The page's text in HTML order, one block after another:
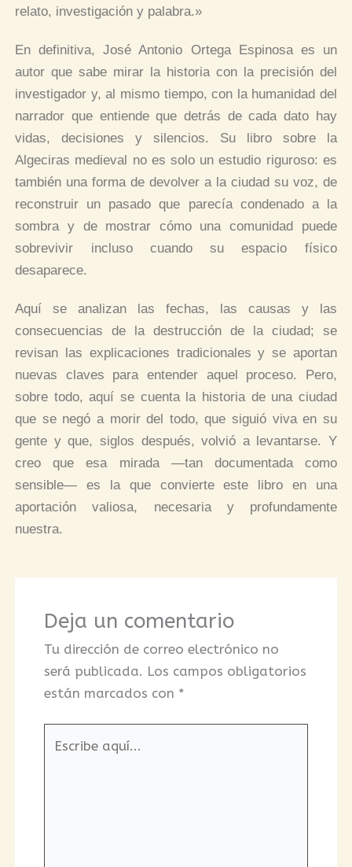
relato, investigación y palabra.»
En definitiva, José Antonio Ortega Espinosa es un
autor que sabe mirar la historia con la precisión del
investigador y, al mismo tiempo, con la humanidad del
narrador que entiende que detrás de cada dato hay
vidas, decisiones y silencios. Su libro sobre la
Algeciras medieval no es solo un estudio riguroso: es
también una forma de devolver a la ciudad su voz, de
reconstruir un pasado que parecía condenado a la
sombra y de mostrar cómo una comunidad puede
sobrevivir incluso cuando su espacio físico
desaparece.
Aquí se analizan las fechas, las causas y las
consecuencias de la destrucción de la ciudad; se
revisan las explicaciones tradicionales y se aportan
nuevas claves para entender aquel proceso. Pero,
sobre todo, aquí se cuenta la historia de una ciudad
que se negó a morir del todo, que siguió viva en su
gente y que, siglos después, volvió a levantarse. Y
creo que esa mirada —tan documentada como
sensible— es la que convierte este libro en una
aportación valiosa, necesaria y profundamente
nuestra.
Deja un comentario
Tu dirección de correo electrónico no
será publicada. Los campos obligatorios
están marcados con *